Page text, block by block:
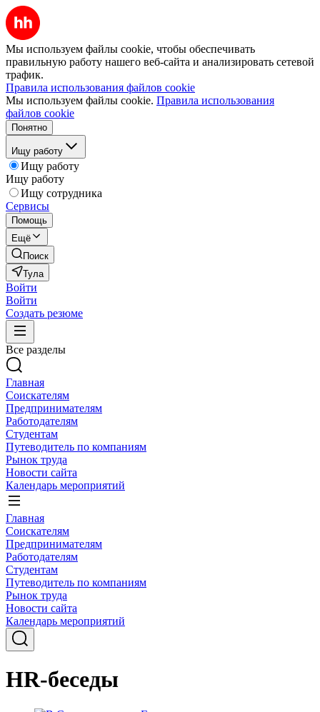
Мы используем файлы cookie, чтобы обеспечивать
правильную работу нашего веб-сайта и анализировать сетевой
трафик.
Правила использования файлов cookie
Мы используем файлы cookie. Правила использования
файлов cookie
Понятно
Ищу работу
Ищу работу
Ищу работу
Ищу сотрудника
Сервисы
Помощь
Ещё
Поиск
Тула
Войти
Войти
Создать резюме
Все разделы
Главная
Соискателям
Предпринимателям
Работодателям
Студентам
Путеводитель по компаниям
Рынок труда
Новости сайта
Календарь мероприятий
Главная
Соискателям
Предпринимателям
Работодателям
Студентам
Путеводитель по компаниям
Рынок труда
Новости сайта
Календарь мероприятий
HR-беседы